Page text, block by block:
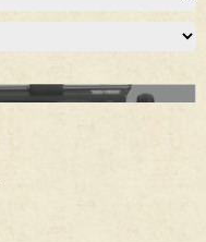
cu gulere albe
controversatele